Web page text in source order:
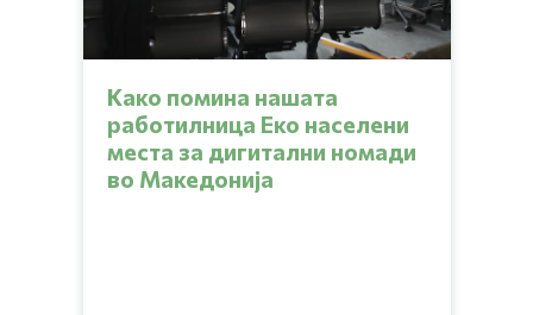
Како помина нашата
работилница Еко населени
места за дигитални номади
во Македонија